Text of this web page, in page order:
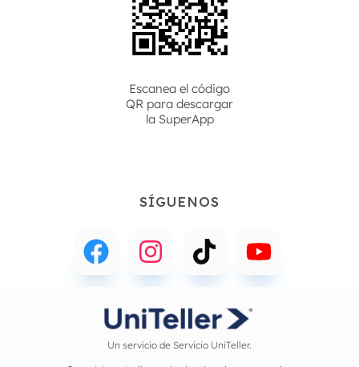
Escanea el código
QR para descargar
la SuperApp
SÍGUENOS
Un servicio de Servicio UniTeller.